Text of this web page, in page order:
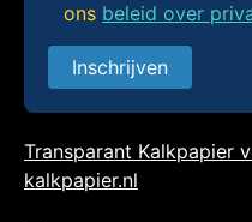
ons beleid over
Inschrijven
Transparant Kalkpapier
kalkpapier.nl